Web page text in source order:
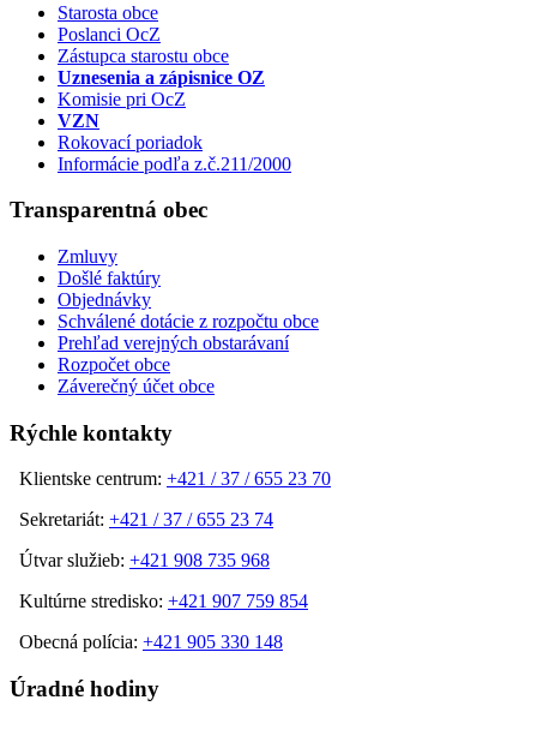
Starosta obce
Poslanci OcZ
Zástupca starostu obce
Uznesenia a zápisnice OZ
Komisie pri OcZ
VZN
Rokovací poriadok
Informácie podľa z.č.211/2000
Transparentná obec
Zmluvy
Došlé faktúry
Objednávky
Schválené dotácie z rozpočtu obce
Prehľad verejných obstarávaní
Rozpočet obce
Záverečný účet obce
Rýchle kontakty
Klientske centrum: +421 / 37 / 655 23 70
Sekretariát: +421 / 37 / 655 23 74
Útvar služieb: +421 908 735 968
Kultúrne stredisko: +421 907 759 854
Obecná polícia: +421 905 330 148
Úradné hodiny